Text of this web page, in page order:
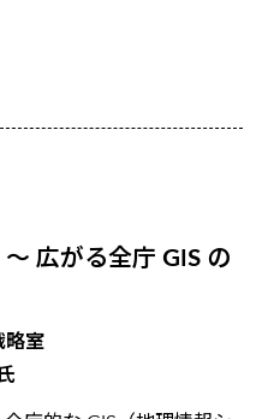
広がる全庁 GIS の
室